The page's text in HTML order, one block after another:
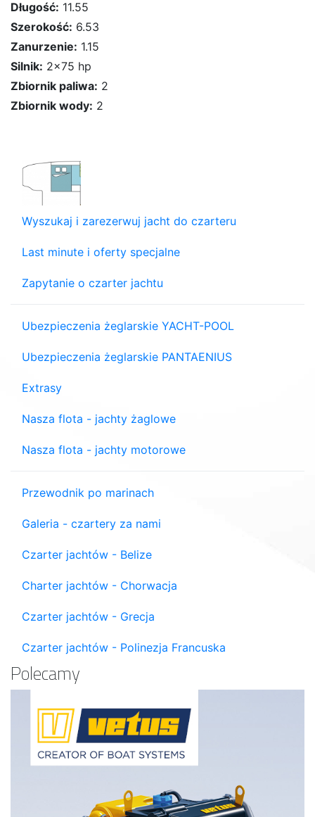
Długość: 11.55
Szerokość: 6.53
Zanurzenie: 1.15
Silnik: 2x75 hp
Zbiornik paliwa: 2
Zbiornik wody: 2
Wyszukaj i zarezerwuj jacht do czarteru
Last minute i oferty specjalne
Zapytanie o czarter jachtu
Ubezpieczenia żeglarskie YACHT-POOL
Ubezpieczenia żeglarskie PANTAENIUS
Extrasy
Nasza flota - jachty żaglowe
Nasza flota - jachty motorowe
Przewodnik po marinach
Galeria - czartery za nami
Czarter jachtów - Belize
Charter jachtów - Chorwacja
Czarter jachtów - Grecja
Czarter jachtów - Polinezja Francuska
Polecamy